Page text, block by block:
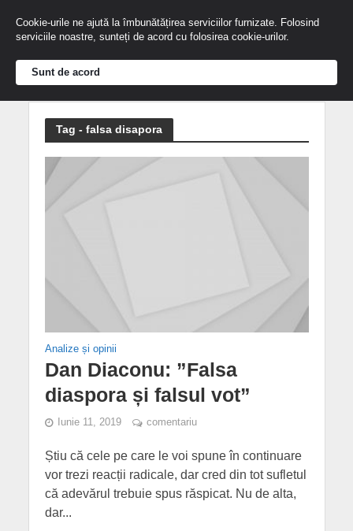
Tag - falsa disapora
Analize și opinii
Dan Diaconu: ”Falsa
diaspora și falsul vot”
Iunie 11, 2019 comentariu
Știu că cele pe care le voi spune în continuare
vor trezi reacții radicale, dar cred din tot sufletul
că adevărul trebuie spus răspicat. Nu de alta,
dar...
Cookie-urile ne ajută la îmbunătățirea serviciilor furnizate. Folosind
serviciile noastre, sunteți de acord cu folosirea cookie-urilor.
Sunt de acord